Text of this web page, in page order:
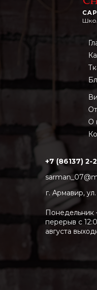
О
+7 (86137)
г. Армавир,
Понедельник
перерыв с
августа